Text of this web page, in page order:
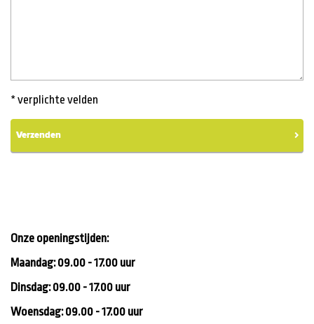
* verplichte velden
Verzenden
Onze openingstijden:
Maandag: 09.00 - 17.00 uur
Dinsdag: 09.00 - 17.00 uur
Woensdag: 09.00 - 17.00 uur